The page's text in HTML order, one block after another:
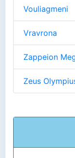
Vouliagmeni
Vravrona
Zappeion
Zeus